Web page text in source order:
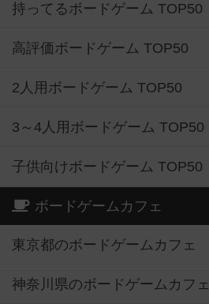
持ってるボードゲーム TOP50
高評価ボードゲーム TOP50
2人用ボードゲーム TOP50
3～4人用ボードゲーム TOP50
子供向けボードゲーム TOP50
ボードゲームカフェ
東京都のボードゲームカフェ
神奈川県のボードゲームカフェ